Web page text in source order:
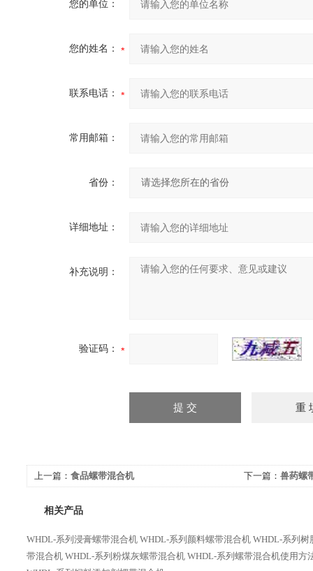
您的单位：
您的姓名：
联系电话：
常用邮箱：
省份：
详细地址：
补充说明：
验证码：
上一篇： 食品螺带混合机 下一篇： 兽药螺
相关产品
WHDL-系列浸膏螺带混合机 WHDL-系列颜料螺带混合机 WHDL-系列树
带混合机 WHDL-系列粉煤灰螺带混合机 WHDL-系列螺带混合机使用方